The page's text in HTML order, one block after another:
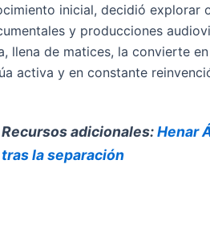
inicial, decidió explorar
y producciones
llena de matices, la convierte
activa y en constante
Recursos adicionales:Henar
tras la separación